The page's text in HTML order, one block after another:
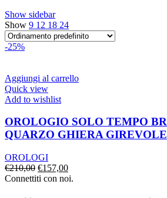
Show sidebar
Show 9 12 18 24
-25%
Aggiungi al carrello
Quick view
Add to wishlist
OROLOGIO SOLO TEMPO
QUARZO GHIERA GIREVOLE
OROLOGI
€210,00 Il
prezzo
€157,00Il
prezzo
Connettiti con noi.